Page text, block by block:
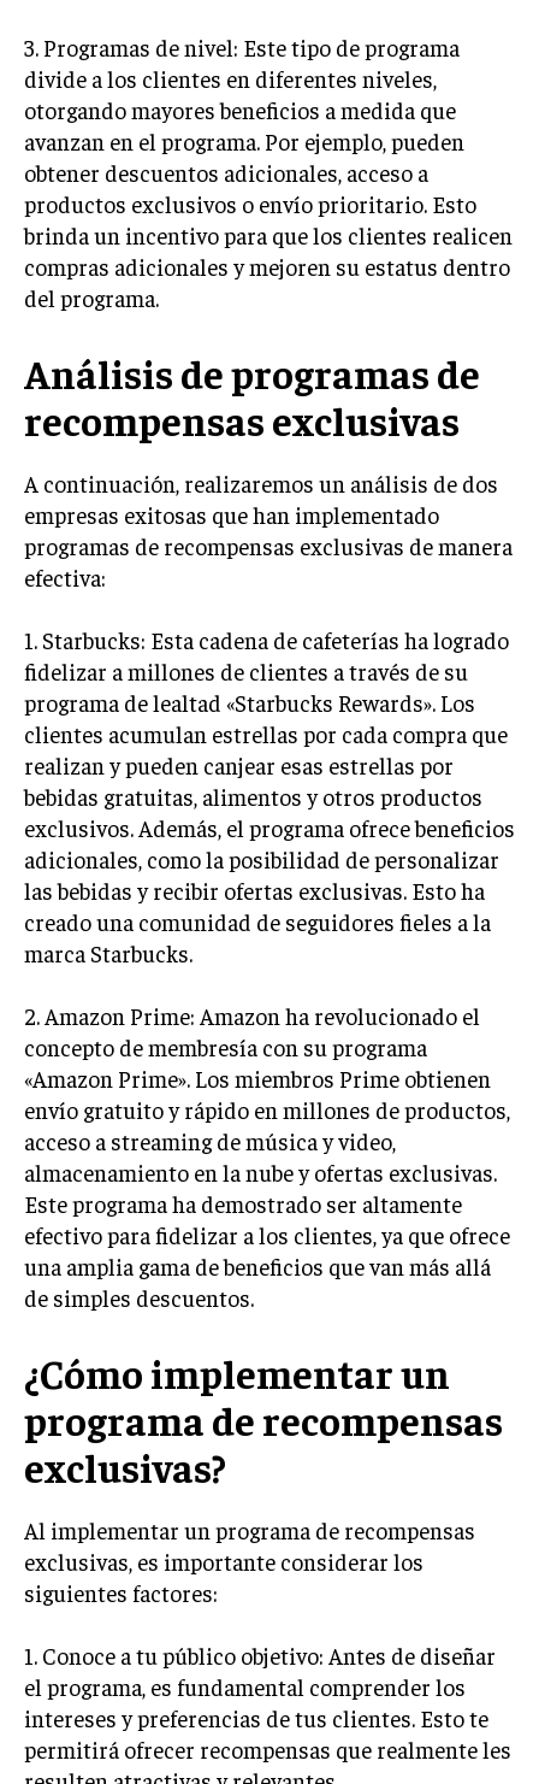
TECNOLOGIA
SOSTENIBILIDAD Y MEDIO AMBIENTE
GESTIÓN DE LA INNOVACIÓN TECNOLÓGICA
TRANSFORMACIÓN DIGITAL
ANALÍTICA EMPRESARIAL Y BUSINESS
INTELLIGENCE
CIBERSEGURIDAD EMPRESARIAL
ESTRATEGIA
EMPRESAS FAMILIARES Y SUCESIÓN
GESTIÓN DEL RIESGO EMPRESARIAL
NEGOCIACIÓN Y RESOLUCIÓN DE CONFLICTOS
DERECHO EMPRESARIAL Y REGULACIONES
NEGOCIOS
ESTRATEGIAS DE NEGOCIOS
MARKETING B2B
MARKETING B2C
FRANQUICIAS
MARKETING DE INFLUENCERS
E-COMMERCE
E-COMMERCE Y COMERCIO ELECTRÓNICO
ESTRATEGIAS DE PRICING Y GESTIÓN DE
PRECIOS
GESTIÓN DE CRISIS EMPRESARIALES
EMPRESAS Y STARTUPS TECNOLÓGICAS
GESTIÓN DE LA EXPERIENCIA DEL CLIENTE
MÁS
PROYECTOS
GESTIÓN DE PROYECTOS
GESTIÓN DE OPERACIONES Y CADENA DE
LOGÍSTICA EMPRESARIAL
CALIDAD Y MEJORA CONTINUA
TALENTOS
TALENTO
COMPENSACIÓN Y BENEFICIOS
DESARROLLO DE PERSONAL
GESTIÓN DEL DESEMPEÑO
CULTURA Y CLIMA ORGANIZACIONAL
3. Programas de nivel: Este tipo de programa
divide a los clientes en diferentes niveles,
otorgando mayores beneficios a medida que
avanzan en el programa. Por ejemplo, pueden
obtener descuentos adicionales, acceso a
productos exclusivos o envío prioritario. Esto
brinda un incentivo para que los clientes realicen
compras adicionales y mejoren su estatus dentro
del programa.
Análisis de programas de
recompensas exclusivas
A continuación, realizaremos un análisis de dos
empresas exitosas que han implementado
programas de recompensas exclusivas de manera
efectiva:
1. Starbucks: Esta cadena de cafeterías ha logrado
fidelizar a millones de clientes a través de su
programa de lealtad «Starbucks Rewards». Los
clientes acumulan estrellas por cada compra que
realizan y pueden canjear esas estrellas por
bebidas gratuitas, alimentos y otros productos
exclusivos. Además, el programa ofrece beneficios
adicionales, como la posibilidad de personalizar
las bebidas y recibir ofertas exclusivas. Esto ha
creado una comunidad de seguidores fieles a la
marca Starbucks.
2. Amazon Prime: Amazon ha revolucionado el
concepto de membresía con su programa
«Amazon Prime». Los miembros Prime obtienen
envío gratuito y rápido en millones de productos,
acceso a streaming de música y video,
almacenamiento en la nube y ofertas exclusivas.
Este programa ha demostrado ser altamente
efectivo para fidelizar a los clientes, ya que ofrece
una amplia gama de beneficios que van más allá
de simples descuentos.
¿Cómo implementar un
programa de recompensas
exclusivas?
Al implementar un programa de recompensas
exclusivas, es importante considerar los
siguientes factores:
1. Conoce a tu público objetivo: Antes de diseñar
el programa, es fundamental comprender los
intereses y preferencias de tus clientes. Esto te
permitirá ofrecer recompensas que realmente les